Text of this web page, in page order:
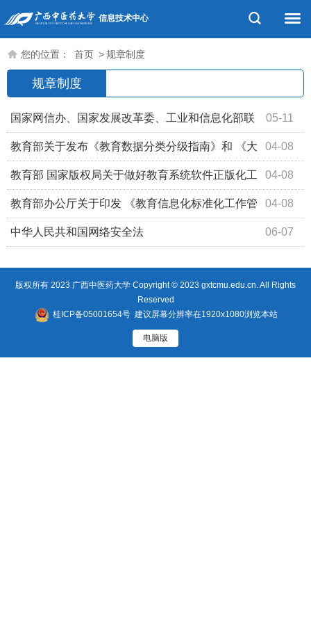
信息技术中心
您的位置： 首页 >规章制度
规章制度
05-11
国家网信办、国家发展改革委、工业和信息化部联
合印发《智能体规范应用与创新发展实施意见》 04-08
教育部关于发布《教育数据分类分级指南》和 《大
屏幕交互式智能教学终端通用要求》 两项教育行业标准的
通知
04-08
教育部 国家版权局关于做好教育系统软件正版化工
作的通知 04-08
教育部办公厅关于印发 《教育信息化标准化工作管
理办法》的通知 06-07
中华人民共和国网络安全法
版权所有 2023 广西中医药大学 Copyright © 2023 gxtcmu.edu.cn. All Rights
Reserved
桂ICP备05001654号 建议屏幕分辨率在1920x1080浏览本站
电脑版